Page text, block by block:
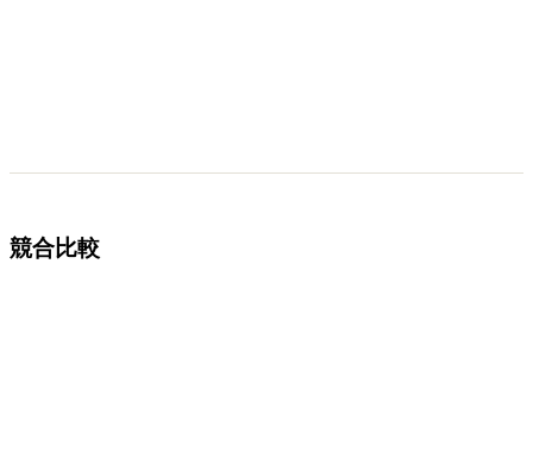
競合比較